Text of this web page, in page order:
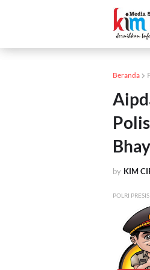
Beranda
by KIM
POLRI PRESISI